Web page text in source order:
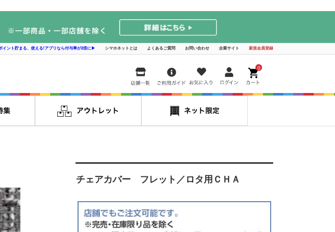
イント貯まる、使える!アプリなら付与率が2倍に▶ シマホネットとは よくあるご質問 お問い合わせ 企業サイト 新規会員登録
0
チェアカバー フレット／ロタ用ＣＨＡ